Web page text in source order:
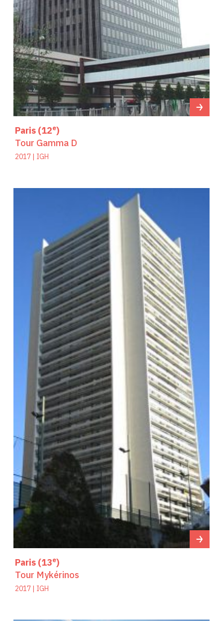
Paris (12e)
Tour Gamma D
2017 | IGH
Paris (13e)
Tour Mykérinos
2017 | IGH